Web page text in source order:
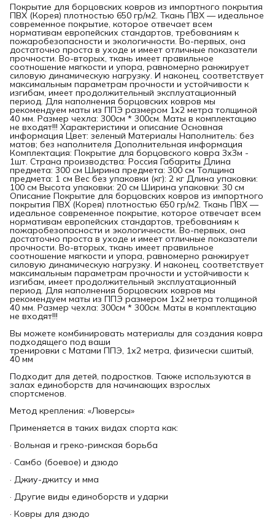
Покрытие для борцовских ковров из импортного покрытия
ПВХ (Корея) плотностью 650 гр/м2. Ткань ПВХ — идеальное
современное покрытие, которое отвечает всем
нормативам европейских стандартов, требованиям к
пожаробезопасности и экологичности. Во-первых, она
достаточно проста в уходе и имеет отличные показатели
прочности. Во-вторых, ткань имеет правильное
соотношение мягкости и упора, равномерно ранжирует
силовую динамическую нагрузку. И наконец, соответствует
максимальным параметрам прочности и устойчивости к
изгибам, имеет продолжительный эксплуатационный
период. Для наполнения борцовских ковров мы
рекомендуем маты из ППЭ размером 1х2 метра толщиной
40 мм. Размер чехла: 300см * 300см. Маты в комплектацию
не входят!!! Характеристики и описание Основная
информация Цвет: зеленый Материалы Наполнитель: без
матов; без наполнителя Дополнительная информация
Комплектация: Покрытие для борцовского ковра 3х3м -
1шт. Страна производства: Россия Габариты Длина
предмета: 300 см Ширина предмета: 300 см Толщина
предмета: 1 см Вес без упаковки (кг): 2 кг Длина упаковки:
100 см Высота упаковки: 20 см Ширина упаковки: 30 см
Описание Покрытие для борцовских ковров из импортного
покрытия ПВХ (Корея) плотностью 650 гр/м2. Ткань ПВХ —
идеальное современное покрытие, которое отвечает всем
нормативам европейских стандартов, требованиям к
пожаробезопасности и экологичности. Во-первых, она
достаточно проста в уходе и имеет отличные показатели
прочности. Во-вторых, ткань имеет правильное
соотношение мягкости и упора, равномерно ранжирует
силовую динамическую нагрузку. И наконец, соответствует
максимальным параметрам прочности и устойчивости к
изгибам, имеет продолжительный эксплуатационный
период. Для наполнения борцовских ковров мы
рекомендуем маты из ППЭ размером 1х2 метра толщиной
40 мм. Размер чехла: 300см * 300см. Маты в комплектацию
не входят!!!
Вы можете комбинировать материалы для создания ковра
подходящего под ваши
тренировки с Матами ППЭ, 1х2 метра, физически сшитый,
40 мм
Подходит для детей, подростков. Также используются в
залах единоборств для начинающих взрослых
спортсменов.
Метод крепления: «Люверсы»
Применяется в таких видах спорта как:
· Вольная и греко-римская борьба
· Самбо (боевое) и дзюдо
· Джиу-джитсу и мма
· Другие виды единоборств и ударки
· Ковры для дзюдо